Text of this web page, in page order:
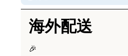
海外配送
🎉